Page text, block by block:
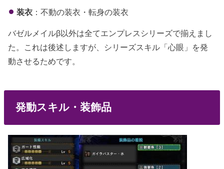
装衣：不動の装衣・転身の装衣
バゼルメイルβ以外は全てエンプレスシリーズで揃えまし
た。これは後述しますが、シリーズスキル「心眼」を発
動させるためです。
発動スキル・装飾品